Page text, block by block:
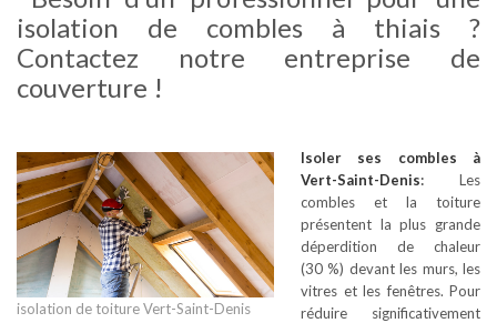
isolation de combles à thiais ?
Contactez notre entreprise de
couverture !
isolation de toiture Vert-Saint-Denis
Isoler ses combles à
Vert-Saint-Denis: Les
combles et la toiture
présentent la plus grande
déperdition de chaleur
(30 %) devant les murs, les
vitres et les fenêtres. Pour
réduire significativement